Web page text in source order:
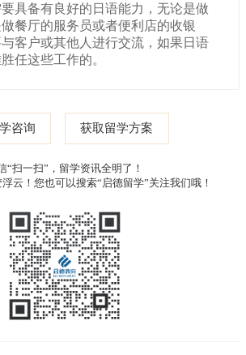
具备有良好的日语能力，无论是做
餐厅的服务员或者便利店的收银
客户或其他人进行交流，如果日语
任这些工作的。
咨询 获取留学方案
“扫一扫”，留学资讯全明了！
云！您也可以搜索“启德留学”关注我们哦！